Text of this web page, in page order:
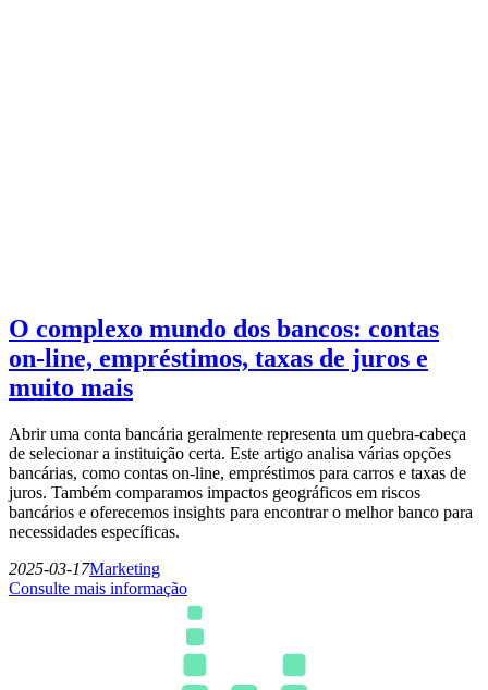
O complexo mundo dos bancos: contas
on-line, empréstimos, taxas de juros e
muito mais
Abrir uma conta bancária geralmente representa um quebra-cabeça
de selecionar a instituição certa. Este artigo analisa várias opções
bancárias, como contas on-line, empréstimos para carros e taxas de
juros. Também comparamos impactos geográficos em riscos
bancários e oferecemos insights para encontrar o melhor banco para
necessidades específicas.
2025-03-17Marketing
Consulte mais informação